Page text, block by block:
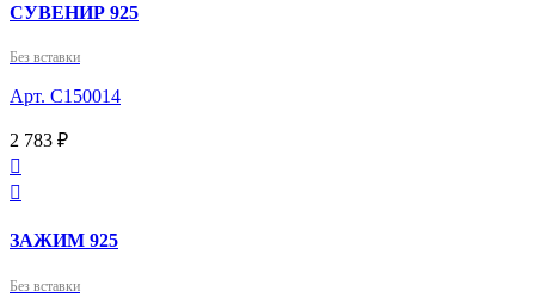
СУВЕНИР 925
Без вставки
Арт. С150014
2 783 ₽


ЗАЖИМ 925
Без вставки